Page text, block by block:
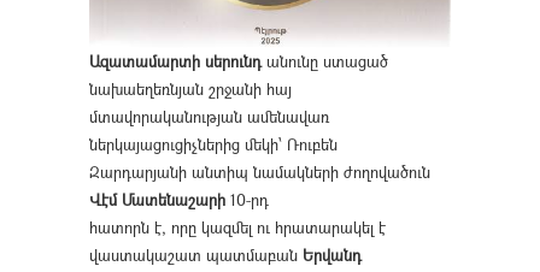
Ազատամարտի սերունդանունը ստացած
նախաեղեռնյան շրջանի հայ
մտավորականության ամենավառ
ներկայացուցիչներից մեկի՝ Ռուբեն
Զարդարյանի անտիպ նամակների ժողովածուն
Վէմ Մատենաշարի 10-րդ
հատորն է, որը կազմել ու հրատարակել է
վաստակաշատ պատմաբան Երվանդ